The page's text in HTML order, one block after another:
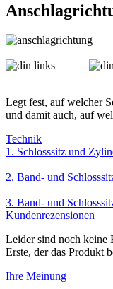
Legt fest, auf welcher
und damit auch, auf
Technik
1. Schlosssitz und
2. Band- und
3. Band- und
Kundenrezensionen
Leider sind noch keine
Erste, der das Produkt
Ihre Meinung